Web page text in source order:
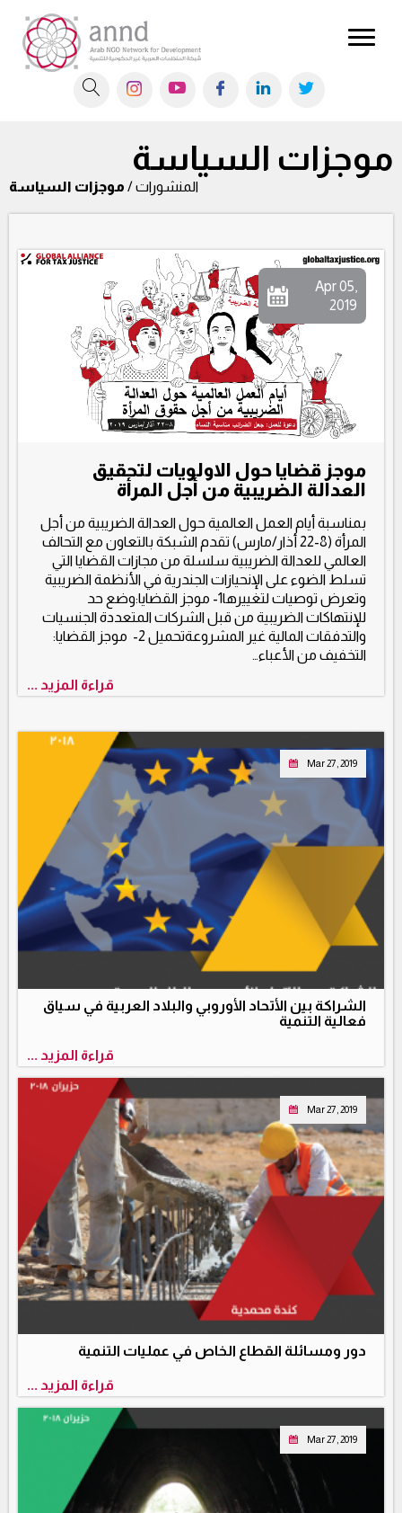
موجزات السياسة
المنشورات / موجزات السياسة
Apr 05,
2019
موجز قضايا حول الاولويات لتحقيق
العدالة الضريبية من أجل المرأة
بمناسبة أيام العمل العالمية حول العدالة الضريبية من أجل
المرأة (8-22 أذار/مارس) تقدم الشبكة بالتعاون مع التحالف
العالمي للعدالة الضريبية سلسلة من مجازات القضايا التي
تسلط الضوء على الإنحيازات الجندرية في الأنظمة الضريبية
وتعرض توصيات لتغييرها1- موجز القضايا:وضع حد
للإنتهاكات الضريبية من قبل الشركات المتعددة الجنسيات
والتدفقات المالية غير المشروعةتحميل 2- موجز القضايا:
التخفيف من الأعباء…
قراءة المزيد ...
Mar 27, 2019
الشراكة بين الأتحاد الأوروبي والبلاد العربية في سياق
فعالية التنمية
قراءة المزيد ...
Mar 27, 2019
دور ومسائلة القطاع الخاص في عمليات التنمية
قراءة المزيد ...
Mar 27, 2019